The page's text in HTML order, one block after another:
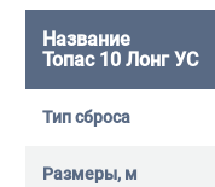
Топас 10 Лонг УС